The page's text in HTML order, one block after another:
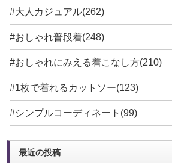
#大人カジュアル(262)
#おしゃれ普段着(248)
#おしゃれにみえる着こなし方(210)
#1枚で着れるカットソー(123)
#シンプルコーディネート(99)
最近の投稿